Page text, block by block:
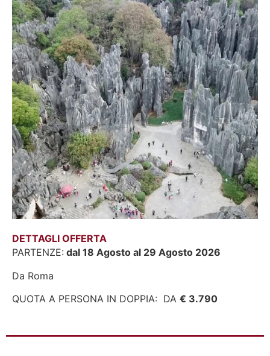
DETTAGLI OFFERTA
PARTENZE: dal 18 Agosto al 29 Agosto 2026
Da Roma
QUOTA A PERSONA IN DOPPIA: DA € 3.790